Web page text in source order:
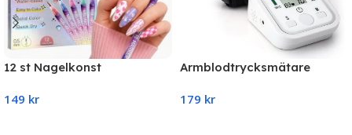
12 st Nagelkonst
spets för exakt design
149 kr
Armblodtrycksmätare
179 kr